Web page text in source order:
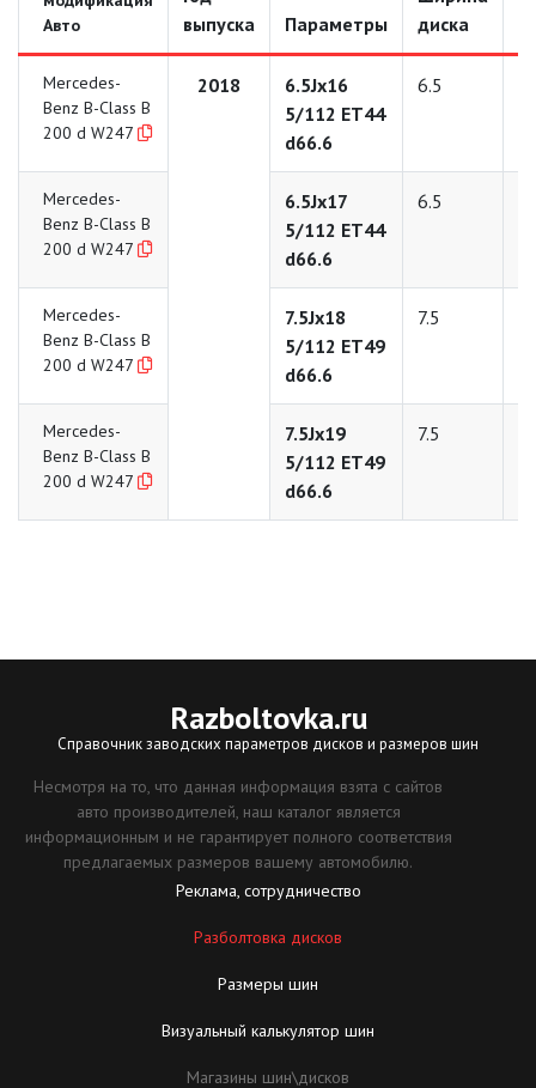
Авто
выпуска
Параметры
диска
Mercedes-
Benz B-Class B
200 d W247
2018
6.5Jx16
5/112 ET44
d66.6
6.5
Mercedes-
Benz B-Class B
200 d W247
6.5Jx17
5/112 ET44
d66.6
6.5
Mercedes-
Benz B-Class B
200 d W247
7.5Jx18
5/112 ET49
d66.6
7.5
Mercedes-
Benz B-Class B
200 d W247
7.5Jx19
5/112 ET49
d66.6
7.5
Razboltovka.ru
Справочник заводских параметров дисков и размеров шин
Несмотря на то, что данная информация взята с сайтов
авто производителей, наш каталог является
информационным и не гарантирует полного соответствия
предлагаемых размеров вашему автомобилю.
Реклама, сотрудничество
Разболтовка дисков
Размеры шин
Визуальный калькулятор шин
Магазины шин\дисков